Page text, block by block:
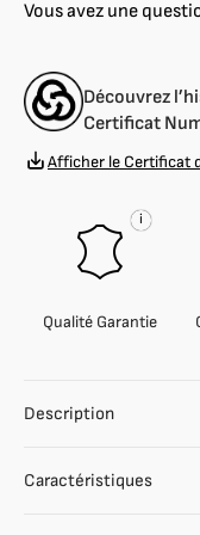
lisse
1,4
mm
à
1,4
mm
Vous avez une
Découvrez
Certificat
Afficher le Certificat
i
Qualité Garantie
Description
Caractéristiques